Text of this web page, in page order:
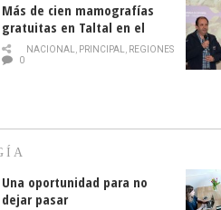
Más de cien mamografías
gratuitas en Taltal en el
mes de la prevención del
cáncer de mama
NACIONAL, PRINCIPAL, REGIONES
0
Una oportunidad para no
dejar pasar